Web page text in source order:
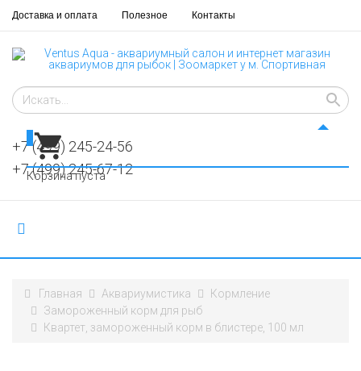
Доставка и оплата Полезное Контакты
+7 (499) 245-24-56
+7 (499) 245-67-12
Корзина пуста
Главная Аквариумистика
Кормление
Замороженный корм для рыб
Квартет, замороженный корм в блистере, 100 мл